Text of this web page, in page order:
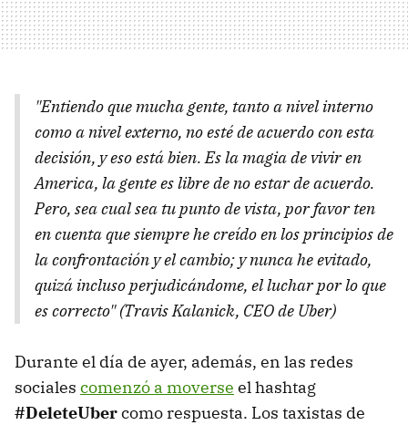
"Entiendo que mucha gente, tanto a nivel interno
como a nivel externo, no esté de acuerdo con esta
decisión, y eso está bien. Es la magia de vivir en
America, la gente es libre de no estar de acuerdo.
Pero, sea cual sea tu punto de vista, por favor ten
en cuenta que siempre he creído en los principios de
la confrontación y el cambio; y nunca he evitado,
quizá incluso perjudicándome, el luchar por lo que
es correcto" (Travis Kalanick, CEO de Uber)
Durante el día de ayer, además, en las redes
sociales comenzó a moverse el hashtag
#DeleteUbercomo respuesta. Los taxistas de